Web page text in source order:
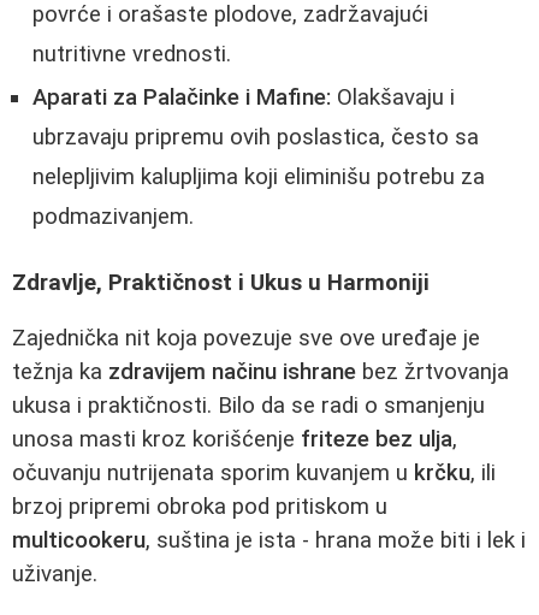
povrće i orašaste plodove, zadržavajući
nutritivne vrednosti.
Aparati za Palačinke i Mafine: Olakšavaju i
ubrzavaju pripremu ovih poslastica, često sa
nelepljivim kalupljima koji eliminišu potrebu za
podmazivanjem.
Zdravlje, Praktičnost i Ukus u Harmoniji
Zajednička nit koja povezuje sve ove uređaje je
težnja ka zdravijem načinu ishrane bez žrtvovanja
ukusa i praktičnosti. Bilo da se radi o smanjenju
unosa masti kroz korišćenje friteze bez ulja,
očuvanju nutrijenata sporim kuvanjem u krčku, ili
brzoj pripremi obroka pod pritiskom u
multicookeru, suština je ista - hrana može biti i lek i
uživanje.